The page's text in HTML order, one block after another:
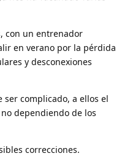
con un entrenador
en verano por la pérdida
y desconexiones
complicado, a ellos el
dependiendo de los
correcciones.